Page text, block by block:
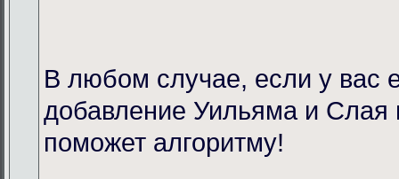
В любом случае, если у вас
добавление Уильяма и Слая
поможет алгоритму!